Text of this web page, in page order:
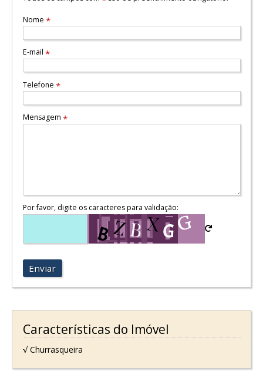
Nome *
E-mail *
Telefone *
Mensagem *
Por favor, digite os caracteres para validação:
Enviar
Características do Imóvel
√ Churrasqueira